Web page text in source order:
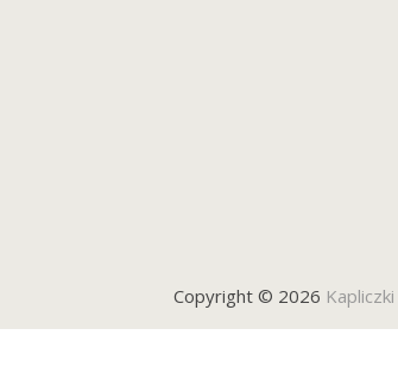
Copyright © 2026